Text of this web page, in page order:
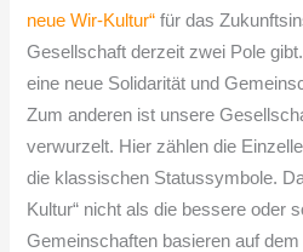
neue Wir-Kultur“ für das
Gesellschaft derzeit zwei Pole
eine neue Solidarität und
Zum anderen ist unsere
verwurzelt. Hier zählen die
die klassischen Statussymbole.
Kultur“ nicht als die bessere oder
Gemeinschaften basieren auf